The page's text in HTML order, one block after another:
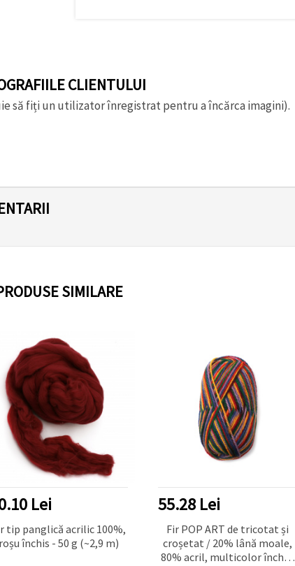
CLIENTULUI
să fiți un utilizator înregistrat pentru a încărca imagini).
SIMILARE
Lei
tip panglică acrilic 100%,
roșu închis - 50 g (~2,9 m)
55.28 Lei
Fir POP ART de tricotat și
croșetat / 20% lână moale,
80% acril, multicolor închis,